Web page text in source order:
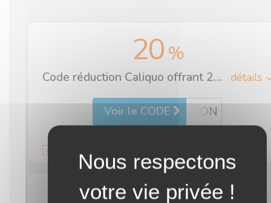
20 %
Code réduction Caliquo offrant 20% de remise sur tous les produits cosmétiques (savon, savon lait de chèvre, dentifrice, déodorant et shampoing) détails
Voir le CODE ••ON